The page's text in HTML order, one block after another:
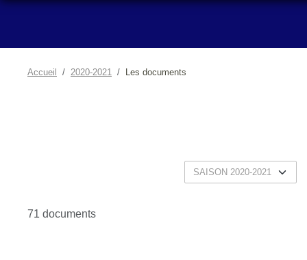
Accueil 2020-2021 Les documents
71 documents